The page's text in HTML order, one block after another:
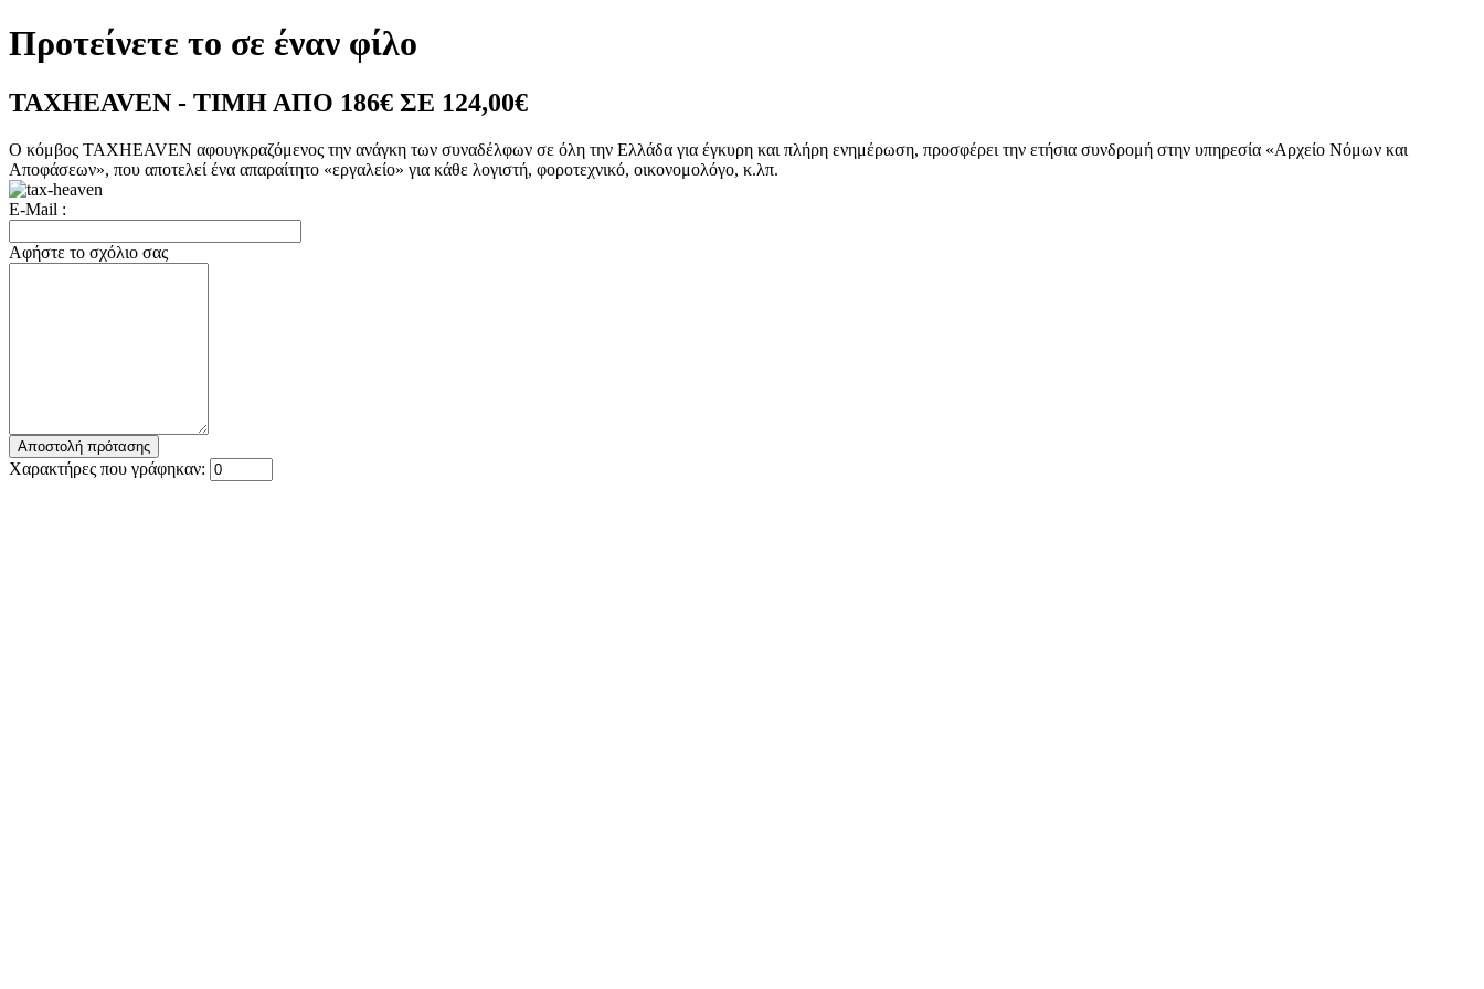
Προτείνετε το σε έναν φίλο
TAXHEAVEN - ΤΙΜΗ ΑΠΟ 186€ ΣΕ 124,00€
Ο κόμβος TAXHEAVEN αφουγκραζόμενος την ανάγκη των συναδέλφων σε όλη την Ελλάδα για έγκυρη και πλήρη ενημέρωση, προσφέρει την ετήσια συνδρομή στην υπηρεσία «Αρχείο Νόμων και
Αποφάσεων», που αποτελεί ένα απαραίτητο «εργαλείο» για κάθε λογιστή, φοροτεχνικό, οικονομολόγο, κ.λπ.
E-Mail :
Αφήστε το σχόλιο σας
Χαρακτήρες που γράφηκαν: